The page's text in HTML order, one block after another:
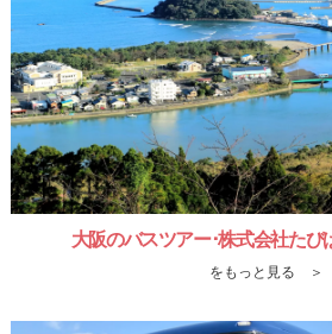
大阪のバスツアー･株式会社たび
をもっと見る ＞